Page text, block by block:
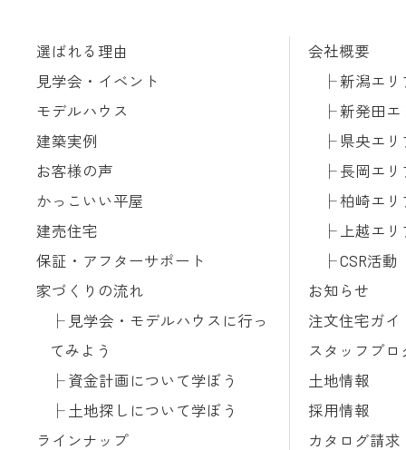
選ばれる理由
見学会・イベント
モデルハウス
建築実例
お客様の声
かっこいい平屋
建売住宅
保証・アフターサポート
家づくりの流れ
見学会・モデルハウスに行っ
てみよう
資金計画について学ぼう
土地探しについて学ぼう
ラインナップ
会社概要
新潟エリ
新発田エ
県央エリ
長岡エリ
柏崎エリ
上越エリ
CSR活動
お知らせ
注文住宅ガイ
スタッフブロ
土地情報
採用情報
カタログ請求